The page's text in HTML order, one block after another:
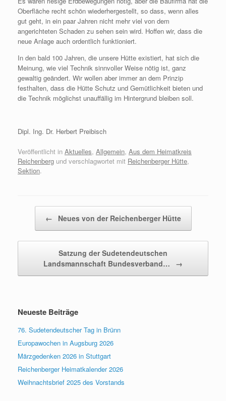
Oberfläche recht schön wiederhergestellt, so dass, wenn alles
gut geht, in ein paar Jahren nicht mehr viel von dem
angerichteten Schaden zu sehen sein wird. Hoffen wir, dass die
neue Anlage auch ordentlich funktioniert.
In den bald 100 Jahren, die unsere Hütte existiert, hat sich die
Meinung, wie viel Technik sinnvoller Weise nötig ist, ganz
gewaltig geändert. Wir wollen aber immer an dem Prinzip
festhalten, dass die Hütte Schutz und Gemütlichkeit bieten und
die Technik möglichst unauffällig im Hintergrund bleiben soll.
Dipl. Ing. Dr. Herbert Preibisch
Veröffentlicht in Aktuelles, Allgemein, Aus dem Heimatkreis
Reichenberg und verschlagwortet mit Reichenberger Hütte,
Sektion.
← Neues von der Reichenberger Hütte
Satzung der Sudetendeutschen
Landsmannschaft Bundesverband…
→
Neueste Beiträge
76. Sudetendeutscher Tag in Brünn
Europawochen in Augsburg 2026
Märzgedenken 2026 in Stuttgart
Reichenberger Heimatkalender 2026
Weihnachtsbrief 2025 des Vorstands